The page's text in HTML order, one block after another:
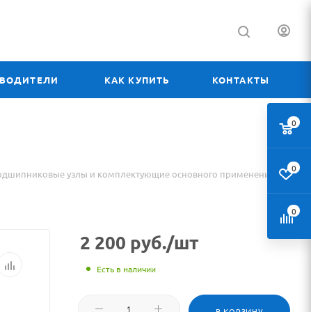
КАК КУПИТЬ КОНТАКТЫ
узлы и комплектующие основного применения
2 200 руб./шт
Есть в наличии
0
0
0